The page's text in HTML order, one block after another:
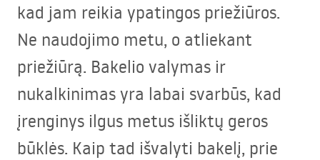
kad jam reikia ypatingos priežiūros.
Ne naudojimo metu, o atliekant
priežiūrą. Bakelio valymas ir
nukalkinimas yra labai svarbūs, kad
įrenginys ilgus metus išliktų geros
būklės. Kaip tad išvalyti bakelį, prie